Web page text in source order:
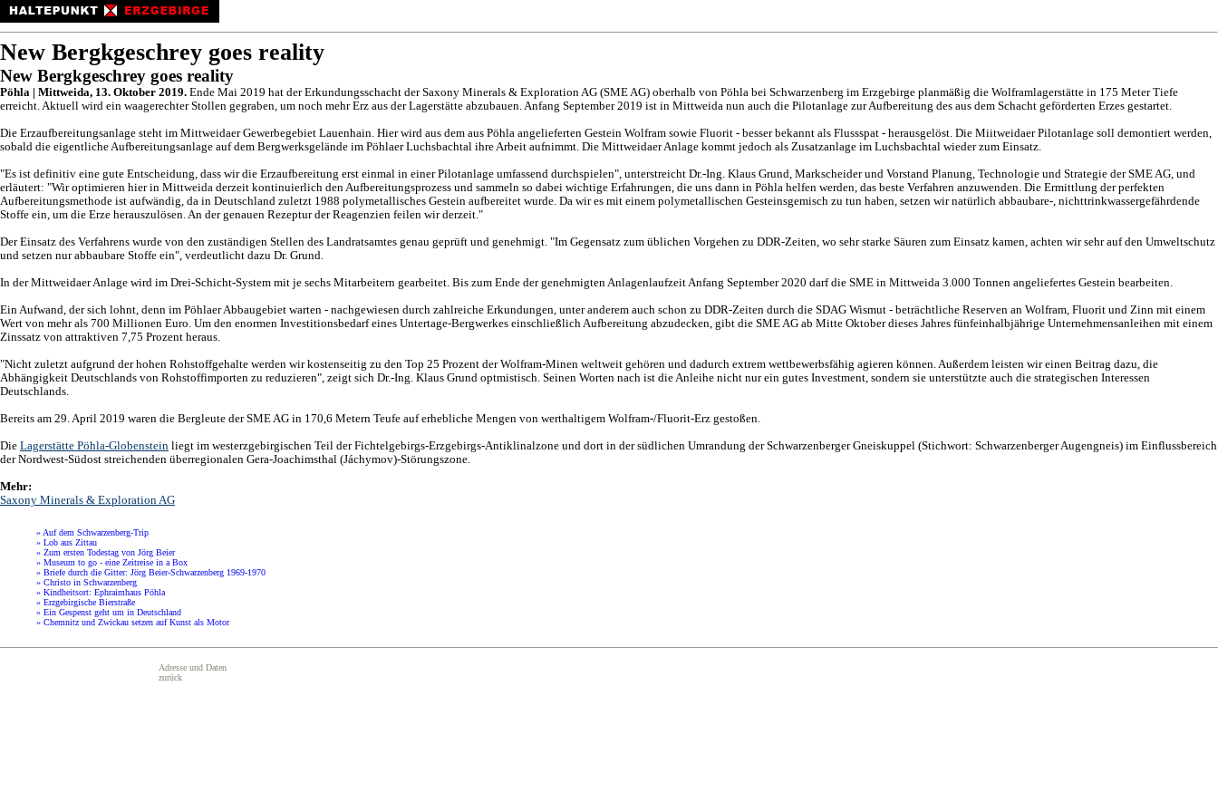
New Bergkgeschrey goes reality
New Bergkgeschrey goes reality
Pöhla | Mittweida, 13. Oktober 2019. Ende Mai 2019 hat der Erkundungsschacht der Saxony Minerals & Exploration AG (SME AG) oberhalb von Pöhla bei Schwarzenberg im Erzgebirge planmäßig die Wolframlagerstätte in 175 Meter Tiefe
erreicht. Aktuell wird ein waagerechter Stollen gegraben, um noch mehr Erz aus der Lagerstätte abzubauen. Anfang September 2019 ist in Mittweida nun auch die Pilotanlage zur Aufbereitung des aus dem Schacht geförderten Erzes gestartet.
Die Erzaufbereitungsanlage steht im Mittweidaer Gewerbegebiet Lauenhain. Hier wird aus dem aus Pöhla angelieferten Gestein Wolfram sowie Fluorit - besser bekannt als Flussspat - herausgelöst. Die Miitweidaer Pilotanlage soll demontiert werden,
sobald die eigentliche Aufbereitungsanlage auf dem Bergwerksgelände im Pöhlaer Luchsbachtal ihre Arbeit aufnimmt. Die Mittweidaer Anlage kommt jedoch als Zusatzanlage im Luchsbachtal wieder zum Einsatz.
"Es ist definitiv eine gute Entscheidung, dass wir die Erzaufbereitung erst einmal in einer Pilotanlage umfassend durchspielen", unterstreicht Dr.-Ing. Klaus Grund, Markscheider und Vorstand Planung, Technologie und Strategie der SME AG, und
erläutert: "Wir optimieren hier in Mittweida derzeit kontinuierlich den Aufbereitungsprozess und sammeln so dabei wichtige Erfahrungen, die uns dann in Pöhla helfen werden, das beste Verfahren anzuwenden. Die Ermittlung der perfekten
Aufbereitungsmethode ist aufwändig, da in Deutschland zuletzt 1988 polymetallisches Gestein aufbereitet wurde. Da wir es mit einem polymetallischen Gesteinsgemisch zu tun haben, setzen wir natürlich abbaubare-, nichttrinkwassergefährdende
Stoffe ein, um die Erze herauszulösen. An der genauen Rezeptur der Reagenzien feilen wir derzeit."
Der Einsatz des Verfahrens wurde von den zuständigen Stellen des Landratsamtes genau geprüft und genehmigt. "Im Gegensatz zum üblichen Vorgehen zu DDR-Zeiten, wo sehr starke Säuren zum Einsatz kamen, achten wir sehr auf den Umweltschutz
und setzen nur abbaubare Stoffe ein", verdeutlicht dazu Dr. Grund.
In der Mittweidaer Anlage wird im Drei-Schicht-System mit je sechs Mitarbeitern gearbeitet. Bis zum Ende der genehmigten Anlagenlaufzeit Anfang September 2020 darf die SME in Mittweida 3.000 Tonnen angeliefertes Gestein bearbeiten.
Ein Aufwand, der sich lohnt, denn im Pöhlaer Abbaugebiet warten - nachgewiesen durch zahlreiche Erkundungen, unter anderem auch schon zu DDR-Zeiten durch die SDAG Wismut - beträchtliche Reserven an Wolfram, Fluorit und Zinn mit einem
Wert von mehr als 700 Millionen Euro. Um den enormen Investitionsbedarf eines Untertage-Bergwerkes einschließlich Aufbereitung abzudecken, gibt die SME AG ab Mitte Oktober dieses Jahres fünfeinhalbjährige Unternehmensanleihen mit einem
Zinssatz von attraktiven 7,75 Prozent heraus.
"Nicht zuletzt aufgrund der hohen Rohstoffgehalte werden wir kostenseitig zu den Top 25 Prozent der Wolfram-Minen weltweit gehören und dadurch extrem wettbewerbsfähig agieren können. Außerdem leisten wir einen Beitrag dazu, die
Abhängigkeit Deutschlands von Rohstoffimporten zu reduzieren", zeigt sich Dr.-Ing. Klaus Grund optmistisch. Seinen Worten nach ist die Anleihe nicht nur ein gutes Investment, sondern sie unterstützte auch die strategischen Interessen
Deutschlands.
Bereits am 29. April 2019 waren die Bergleute der SME AG in 170,6 Metern Teufe auf erhebliche Mengen von werthaltigem Wolfram-/Fluorit-Erz gestoßen.
Die Lagerstätte Pöhla-Globenstein liegt im westerzgebirgischen Teil der Fichtelgebirgs-Erzgebirgs-Antiklinalzone und dort in der südlichen Umrandung der Schwarzenberger Gneiskuppel (Stichwort: Schwarzenberger Augengneis) im Einflussbereich
der Nordwest-Südost streichenden überregionalen Gera-Joachimsthal (Jáchymov)-Störungszone.
Mehr:
Saxony Minerals & Exploration AG
» Auf dem Schwarzenberg-Trip
» Lob aus Zittau
» Zum ersten Todestag von Jörg Beier
» Museum to go - eine Zeitreise in a Box
» Briefe durch die Gitter: Jörg Beier-Schwarzenberg 1969-1970
» Christo in Schwarzenberg
» Kindheitsort: Ephraimhaus Pöhla
» Erzgebirgische Bierstraße
» Ein Gespenst geht um in Deutschland
» Chemnitz und Zwickau setzen auf Kunst als Motor
Adresse und Daten
zurück